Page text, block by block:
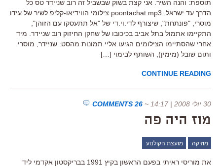
תוספת: והנה השיר. אני קצת בשוק שבשביל זה רוב שניידר טס כל
הדרך עד ישראל. poontachat.mp3 צילומי הווידיאו-קליפ לשיר של עידו
מוסרי, "פונתחת", שיצורף לדי.וי.די של "אל תתעסקו עם הזוהן",
התקיימו אתמול בתל אביב בכיכובו של שחקן החיזוק רוב שניידר. מיד
אחרי שהסתיימו הצילומים הגיעו אליי תמונות מהסט: שניידר, מוסרי
ותום שובל (מימין), השותף לבימוי […]
CONTINUE READING
30 יולי 2008 | 14:17 ~
26 COMMENTS
מוז היה פה
מוזיקה מועצת הקולנוע
את מוריסי ראיתי בפעם הראשון בקיץ 1991 בבריקסטון אקדמי ליד